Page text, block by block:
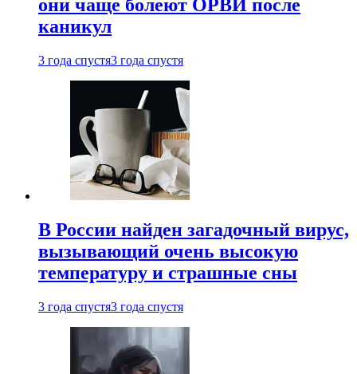
они чаще болеют ОРВИ после
каникул
3 года спустя3 года спустя
В России найден загадочный вирус,
вызывающий очень высокую
температуру и страшные сны
3 года спустя3 года спустя